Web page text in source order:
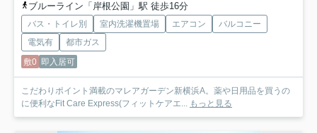
ブルーライン「岸根公園」駅 徒歩16分
バス・トイレ別 室内洗濯機置場 エアコン
バルコニー
電気有
都市ガス
敷0 即入居可
こだわりポイント満載のマレアガーデン新横浜A。薬や日用品を買うの
に便利なFit Care Express(フィットケアエ... もっと見る